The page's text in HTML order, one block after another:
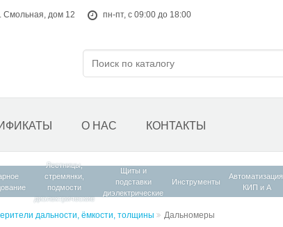
Смольная, дом 12 пн-пт, с 09:00 до 18:00
О НАС КОНТАКТЫ
Лестницы,
стремянки,
подмости
диэлектрические
Щиты и
подставки
диэлектрические
Инструменты
Автоматизация,
КИП и А
дальности, ёмкости, толщины Дальномеры